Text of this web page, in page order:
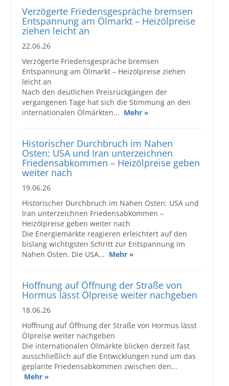
Verzögerte Friedensgespräche bremsen
Entspannung am Ölmarkt – Heizölpreise
ziehen leicht an
22.06.26
Verzögerte Friedensgespräche bremsen
Entspannung am Ölmarkt – Heizölpreise ziehen
leicht an
Nach den deutlichen Preisrückgängen der
vergangenen Tage hat sich die Stimmung an den
internationalen Ölmärkten... Mehr »
Historischer Durchbruch im Nahen
Osten: USA und Iran unterzeichnen
Friedensabkommen – Heizölpreise geben
weiter nach
19.06.26
Historischer Durchbruch im Nahen Osten: USA und
Iran unterzeichnen Friedensabkommen –
Heizölpreise geben weiter nach
Die Energiemärkte reagieren erleichtert auf den
bislang wichtigsten Schritt zur Entspannung im
Nahen Osten. Die USA... Mehr »
Hoffnung auf Öffnung der Straße von
Hormus lässt Ölpreise weiter nachgeben
18.06.26
Hoffnung auf Öffnung der Straße von Hormus lässt
Ölpreise weiter nachgeben
Die internationalen Ölmärkte blicken derzeit fast
ausschließlich auf die Entwicklungen rund um das
geplante Friedensabkommen zwischen den...
Mehr »